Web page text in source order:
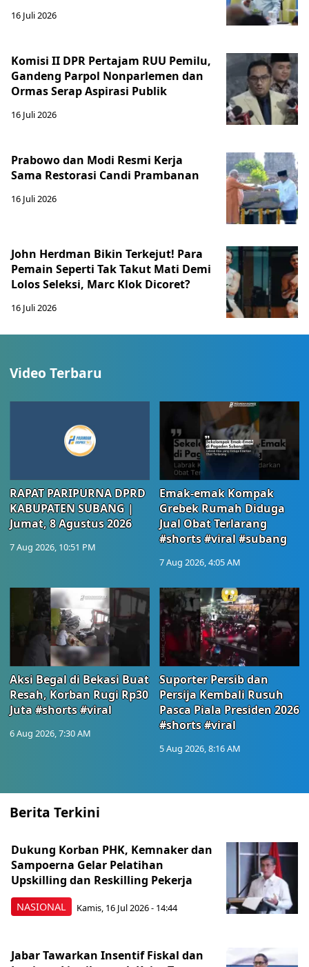
16 Juli 2026
Komisi II DPR Pertajam RUU Pemilu,
Gandeng Parpol Nonparlemen dan
Ormas Serap Aspirasi Publik
16 Juli 2026
Prabowo dan Modi Resmi Kerja
Sama Restorasi Candi Prambanan
16 Juli 2026
John Herdman Bikin Terkejut! Para
Pemain Seperti Tak Takut Mati Demi
Lolos Seleksi, Marc Klok Dicoret?
16 Juli 2026
Video Terbaru
RAPAT PARIPURNA DPRD
KABUPATEN SUBANG |
Jumat, 8 Agustus 2026
7 Aug 2026, 10:51 PM
Emak-emak Kompak
Grebek Rumah Diduga
Jual Obat Terlarang
#shorts #viral #subang
7 Aug 2026, 4:05 AM
Aksi Begal di Bekasi Buat
Resah, Korban Rugi Rp30
Juta #shorts #viral
6 Aug 2026, 7:30 AM
Suporter Persib dan
Persija Kembali Rusuh
Pasca Piala Presiden 2026
#shorts #viral
5 Aug 2026, 8:16 AM
Berita Terkini
NASIONAL
Dukung Korban PHK, Kemnaker dan
Sampoerna Gelar Pelatihan
Upskilling dan Reskilling Pekerja
Kamis, 16 Jul 2026 - 14:44
Jabar Tawarkan Insentif Fiskal dan